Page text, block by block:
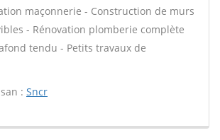
maçonnerie - Construction de murs
- Rénovation plomberie complète
tendu - Petits travaux de
: Sncr